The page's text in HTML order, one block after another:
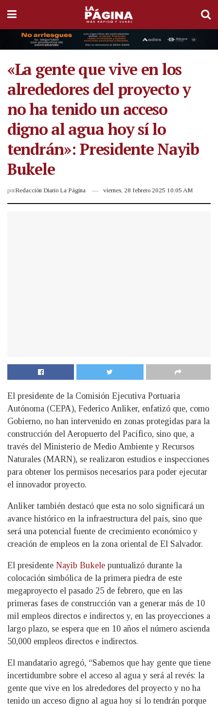
«La gente que vive en los
alrededores del proyecto y
no ha tenido un acceso
digno al agua hoy sí lo
tendrán»: Presidente Nayib
Bukele
porRedacción Diario La Página viernes, 28 febrero 2025 10:05 AM
El presidente de la Comisión Ejecutiva Portuaria
Autónoma (CEPA), Federico Anliker, enfatizó que, como
Gobierno, no han intervenido en zonas protegidas para la
construcción del Aeropuerto del Pacífico, sino que, a
través del Ministerio de Medio Ambiente y Recursos
Naturales (MARN), se realizaron estudios e inspecciones
para obtener los permisos necesarios para poder ejecutar
el innovador proyecto.
Anliker también destacó que esta no solo significará un
avance histórico en la infraestructura del país, sino que
será una potencial fuente de crecimiento económico y
creación de empleos en la zona oriental de El Salvador.
El presidente Nayib Bukele puntualizó durante la
colocación simbólica de la primera piedra de este
megaproyecto el pasado 25 de febrero, que en las
primeras fases de construcción van a generar más de 10
mil empleos directos e indirectos y, en las proyecciones a
largo plazo, se espera que en 10 años el número ascienda
50,000 empleos directos e indirectos.
El mandatario agregó, “Sabemos que hay gente que tiene
incertidumbre sobre el acceso al agua y será al revés: la
gente que vive en los alrededores del proyecto y no ha
tenido un acceso digno al agua hoy sí lo tendrán porque